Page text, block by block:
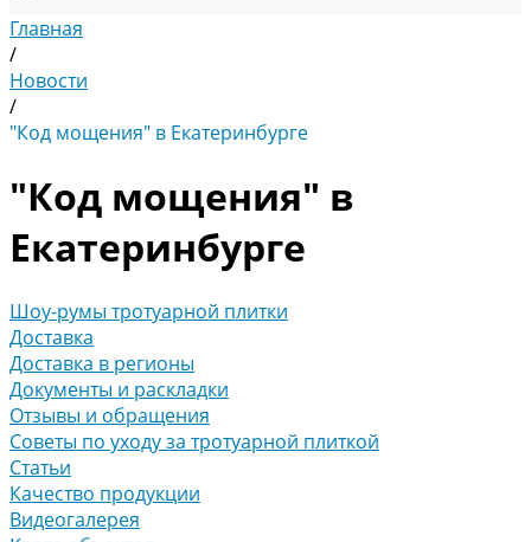
Главная
/
Новости
/
"Код мощения" в Екатеринбурге
"Код мощения" в
Екатеринбурге
Шоу-румы тротуарной плитки
Доставка
Доставка в регионы
Документы и раскладки
Отзывы и обращения
Советы по уходу за тротуарной плиткой
Статьи
Качество продукции
Видеогалерея